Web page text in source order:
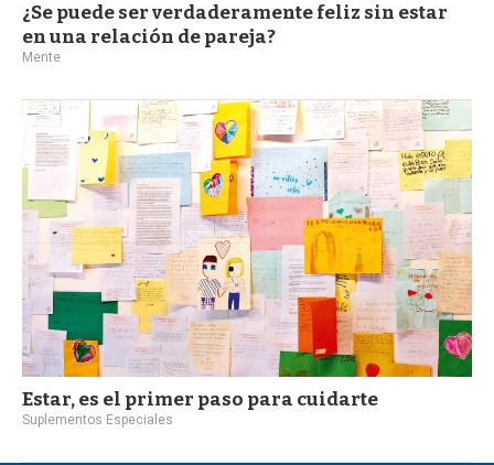
¿Se puede ser verdaderamente feliz sin estar
en una relación de pareja?
Mente
Estar, es el primer paso para cuidarte
Suplementos Especiales